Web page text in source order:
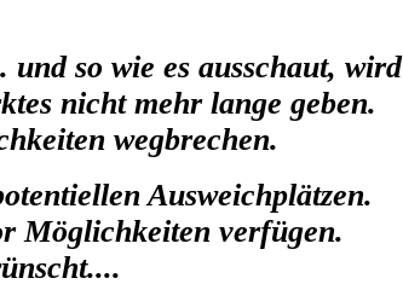
so wie es ausschaut, wird
nicht mehr lange geben.
wegbrechen.
Ausweichplätzen.
Möglichkeiten verfügen.